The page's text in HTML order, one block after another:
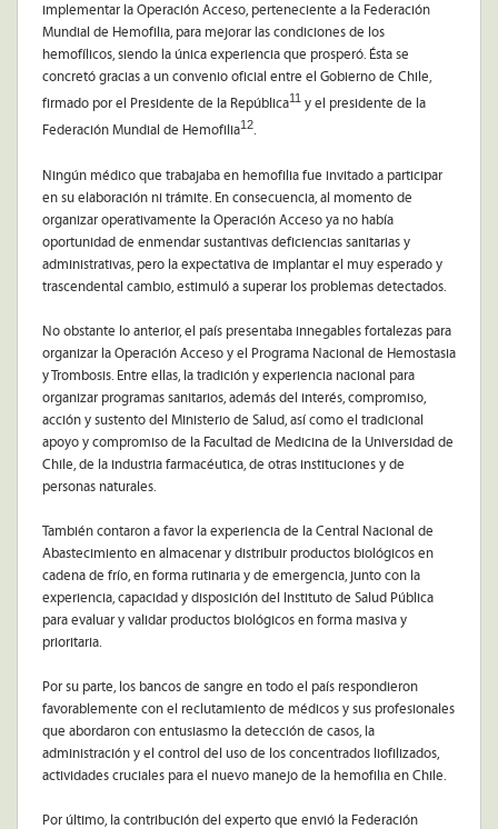
implementar la Operación Acceso, perteneciente a la Federación
Mundial de Hemofilia, para mejorar las condiciones de los
hemofílicos, siendo la única experiencia que prosperó. Ésta se
concretó gracias a un convenio oficial entre el Gobierno de Chile,
firmado por el Presidente de la República11 y el presidente de la
Federación Mundial de Hemofilia12.
Ningún médico que trabajaba en hemofilia fue invitado a participar
en su elaboración ni trámite. En consecuencia, al momento de
organizar operativamente la Operación Acceso ya no había
oportunidad de enmendar sustantivas deficiencias sanitarias y
administrativas, pero la expectativa de implantar el muy esperado y
trascendental cambio, estimuló a superar los problemas detectados.
No obstante lo anterior, el país presentaba innegables fortalezas para
organizar la Operación Acceso y el Programa Nacional de Hemostasia
y Trombosis. Entre ellas, la tradición y experiencia nacional para
organizar programas sanitarios, además del interés, compromiso,
acción y sustento del Ministerio de Salud, así como el tradicional
apoyo y compromiso de la Facultad de Medicina de la Universidad de
Chile, de la industria farmacéutica, de otras instituciones y de
personas naturales.
También contaron a favor la experiencia de la Central Nacional de
Abastecimiento en almacenar y distribuir productos biológicos en
cadena de frío, en forma rutinaria y de emergencia, junto con la
experiencia, capacidad y disposición del Instituto de Salud Pública
para evaluar y validar productos biológicos en forma masiva y
prioritaria.
Por su parte, los bancos de sangre en todo el país respondieron
favorablemente con el reclutamiento de médicos y sus profesionales
que abordaron con entusiasmo la detección de casos, la
administración y el control del uso de los concentrados liofilizados,
actividades cruciales para el nuevo manejo de la hemofilia en Chile.
Por último, la contribución del experto que envió la Federación